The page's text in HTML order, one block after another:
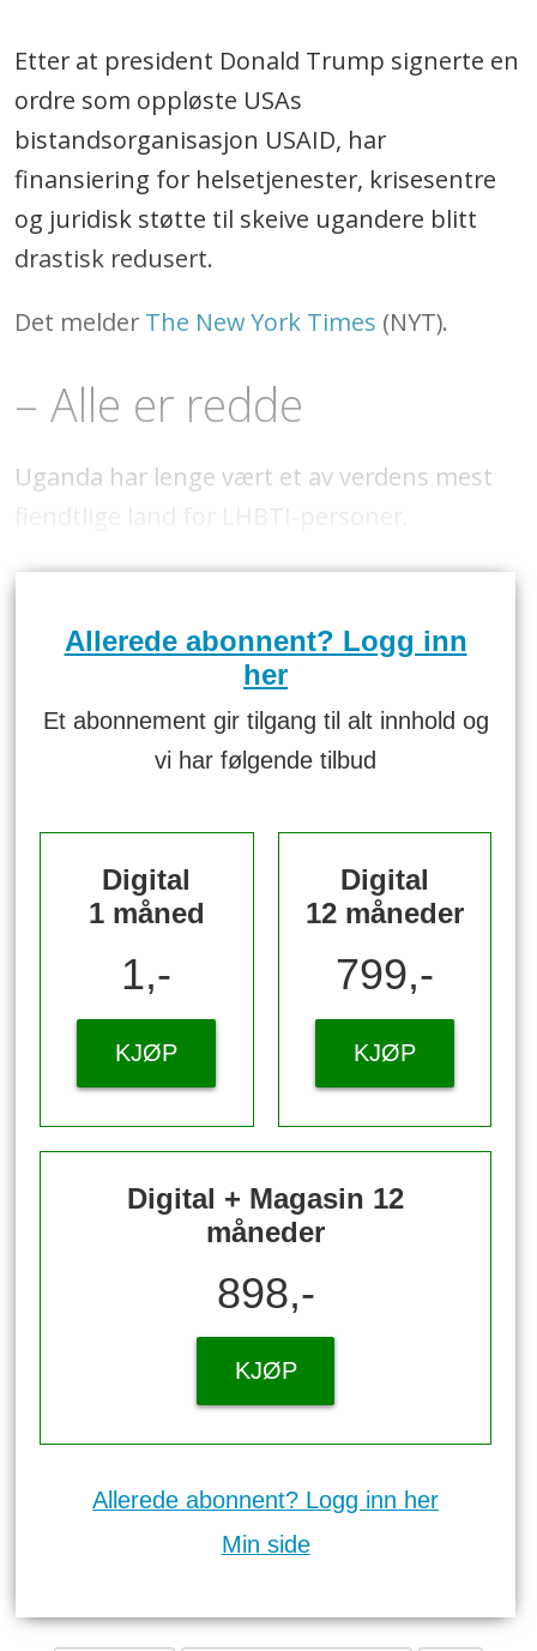
Etter at president Donald Trump signerte en
ordre som oppløste USAs
bistandsorganisasjon USAID, har
finansiering for helsetjenester, krisesentre
og juridisk støtte til skeive ugandere blitt
drastisk redusert.
Det melder The New York Times (NYT).
– Alle er redde
Uganda har lenge vært et av verdens mest
fiendtlige land for LHBTI-personer.
Allerede abonnent? Logg inn
her
Et abonnement gir tilgang til alt innhold og
vi har følgende tilbud
Digital
1 måned
1,-
KJØP
Digital
12 måneder
799,-
KJØP
Digital + Magasin 12
måneder
898,-
KJØP
Allerede abonnent? Logg inn her
Min side